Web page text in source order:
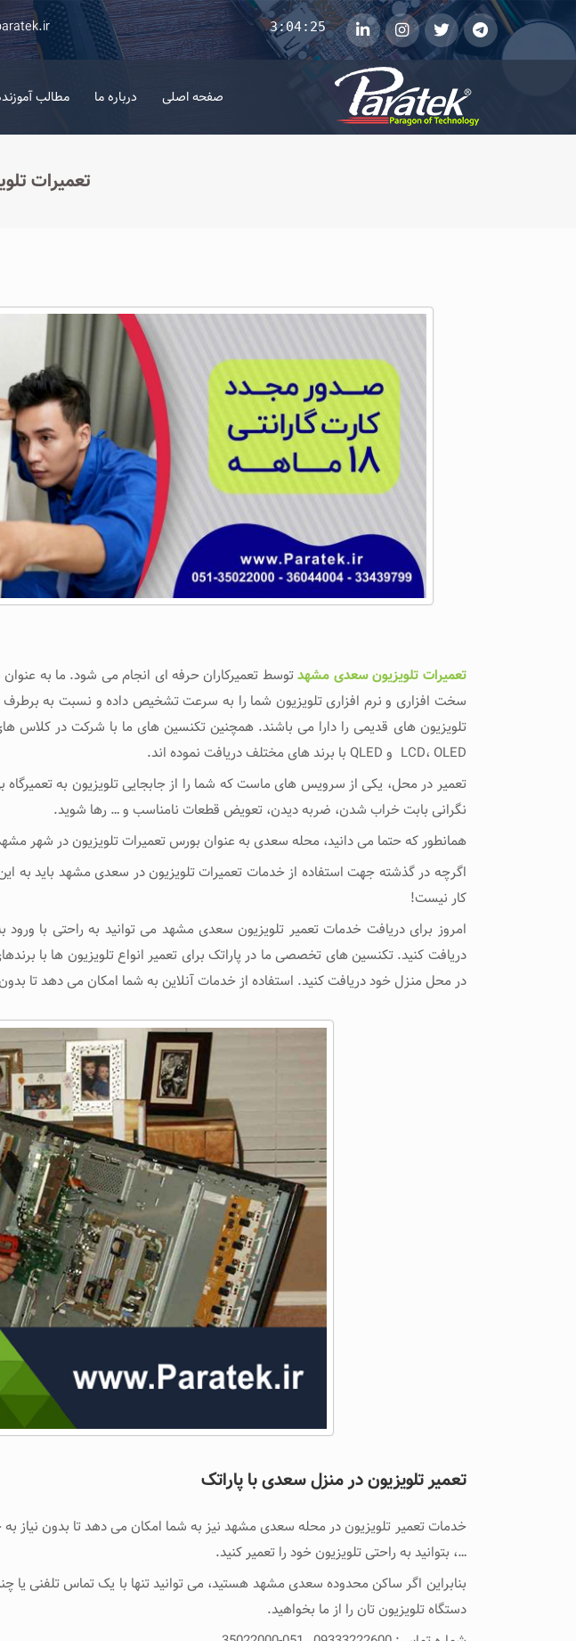
telegramتوییتر instagramلینکداین3:04:26
صفحه اصلی درباره ما مطالب
تعمیرات
تعمیرات تلویزیون سعدی مشهد
سخت افزاری و نرم افزاری تلویزیون شما را به سرعت تشخیص داده و نسبت به برطرف
تلویزیون های قدیمی را دارا می باشند. همچنین تکنسین های ما با شرکت در کلاس
LCD، OLED و QLED با برند های مختلف دریافت نموده اند.
تعمیر در محل، یکی از سرویس های ماست که شما را از جابجایی تلویزیون به تعمیرگاه
نگرانی بابت خراب شدن، ضربه دیدن، تعویض قطعات نامناسب و … رها شوید.
همانطور که حتما می دانید، محله سعدی به عنوان بورس تعمیرات تلویزیون در شهر
اگرچه در گذشته جهت استفاده از خدمات تعمیرات تلویزیون در سعدی مشهد باید به این
کار نیست!
امروز برای دریافت خدمات تعمیر تلویزیون سعدی مشهد می توانید به راحتی با
دریافت کنید. تکنسین های تخصصی ما در پاراتک برای تعمیر انواع تلویزیون ها با
در محل منزل خود دریافت کنید. استفاده از خدمات آنلاین به شما امکان می دهد تا
تعمیر تلویزیون در منزل سعدی با پاراتک
خدمات تعمیر تلویزیون در محله سعدی مشهد نیز به شما امکان می دهد تا بدون
…، بتوانید به راحتی تلویزیون خود را تعمیر کنید.
بنابراین اگر ساکن محدوده سعدی مشهد هستید، می توانید تنها با یک تماس تلفنی
دستگاه تلویزیون تان را از ما بخواهید.